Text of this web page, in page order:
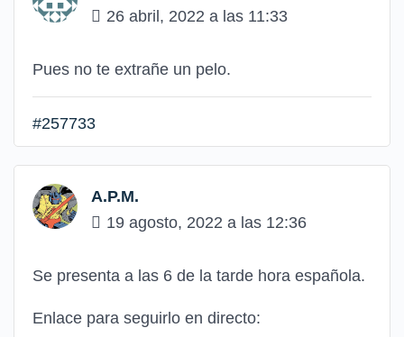
26 abril, 2022 a las 11:33
Pues no te extrañe un pelo.
#257733
A.P.M.
19 agosto, 2022 a las 12:36
Se presenta a las 6 de la tarde hora española.
Enlace para seguirlo en directo: